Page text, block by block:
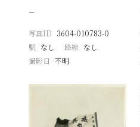
−
写真ID 3604-010783-0
駅 なし 路線 なし
撮影日
不明